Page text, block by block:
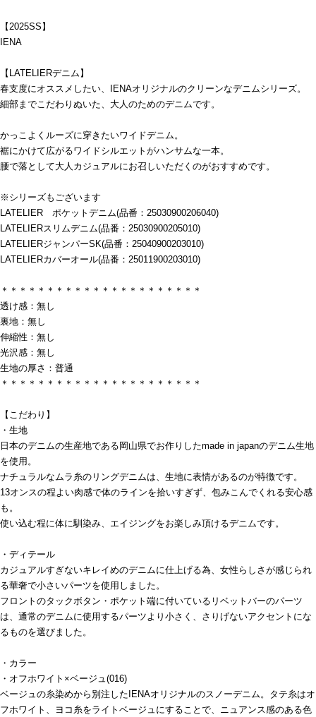
【2025SS】
IENA
【LATELIERデニム】
春支度にオススメしたい、IENAオリジナルのクリーンなデニムシリーズ。
細部までこだわりぬいた、大人のためのデニムです。
かっこよくルーズに穿きたいワイドデニム。
裾にかけて広がるワイドシルエットがハンサムな一本。
腰で落として大人カジュアルにお召しいただくのがおすすめです。
※シリーズもございます
LATELIER ポケットデニム(品番：25030900206040)
LATELIERスリムデニム(品番：25030900205010)
LATELIERジャンパーSK(品番：25040900203010)
LATELIERカバーオール(品番：25011900203010)
＊＊＊＊＊＊＊＊＊＊＊＊＊＊＊＊＊＊＊＊＊＊
透け感：無し
裏地：無し
伸縮性：無し
光沢感：無し
生地の厚さ：普通
＊＊＊＊＊＊＊＊＊＊＊＊＊＊＊＊＊＊＊＊＊＊
【こだわり】
・生地
日本のデニムの生産地である岡山県でお作りしたmade in japanのデニム生地
を使用。
ナチュラルなムラ糸のリングデニムは、生地に表情があるのが特徴です。
13オンスの程よい肉感で体のラインを拾いすぎず、包みこんでくれる安心感
も。
使い込む程に体に馴染み、エイジングをお楽しみ頂けるデニムです。
・ディテール
カジュアルすぎないキレイめのデニムに仕上げる為、女性らしさが感じられ
る華奢で小さいパーツを使用しました。
フロントのタックボタン・ポケット端に付いているリベットバーのパーツ
は、通常のデニムに使用するパーツより小さく、さりげないアクセントにな
るものを選びました。
・カラー
・オフホワイト×ベージュ(016)
ベージュの糸染めから別注したIENAオリジナルのスノーデニム。タテ糸はオ
フホワイト、ヨコ糸をライトベージュにすることで、ニュアンス感のある色